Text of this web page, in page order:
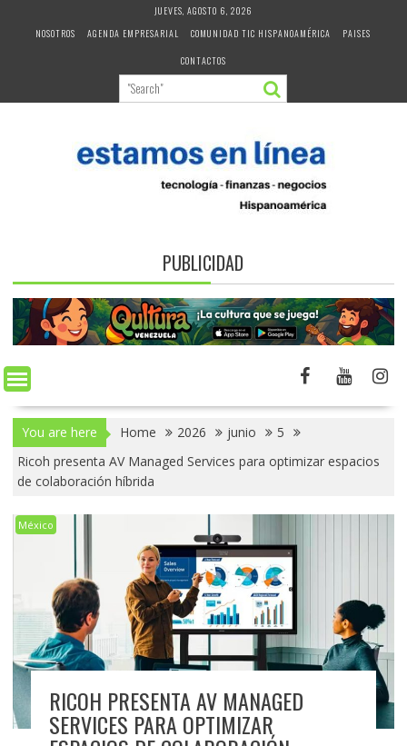
JUEVES, AGOSTO 6, 2026
NOSOTROS
AGENDA EMPRESARIAL COMUNIDAD TIC HISPANOAMÉRICA
PAISES
CONTACTOS
PUBLICIDAD
You are here Home 2026 junio
5
Ricoh presenta AV Managed Services para optimizar espacios
de colaboración híbrida
México
RICOH PRESENTA AV MANAGED
SERVICES PARA OPTIMIZAR